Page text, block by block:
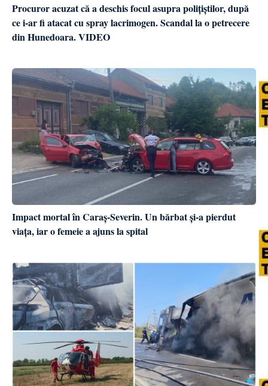
Procuror acuzat că a deschis focul asupra polițiștilor, după
ce i-ar fi atacat cu spray lacrimogen. Scandal la o petrecere
din Hunedoara. VIDEO
Impact mortal în Caraș-Severin. Un bărbat și-a pierdut
viața, iar o femeie a ajuns la spital